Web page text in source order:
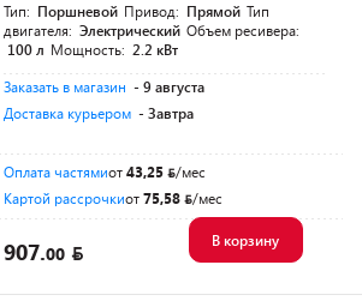
Тип: Поршневой Привод: Прямой Тип
двигателя: Электрический Объем ресивера:
100 л Мощность: 2.2 кВт
Заказать в магазин - 9 августа
Доставка курьером - Завтра
Оплата частямиот43,25
/мес
Картой рассрочкиот75,58 /мес
907.00
В корзину